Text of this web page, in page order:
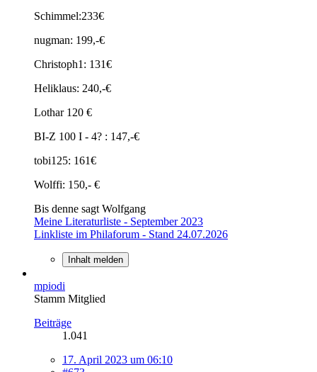
Schimmel:233€
nugman: 199,-€
Christoph1: 131€
Heliklaus: 240,-€
Lothar 120 €
BI-Z 100 I - 4? : 147,-€
tobi125: 161€
Wolffi: 150,- €
Bis denne sagt Wolfgang
Meine Literaturliste - September 2023
Linkliste im Philaforum - Stand 24.07.2026
Inhalt melden
mpiodi
Stamm Mitglied
Beiträge
1.041
17. April 2023 um 06:10